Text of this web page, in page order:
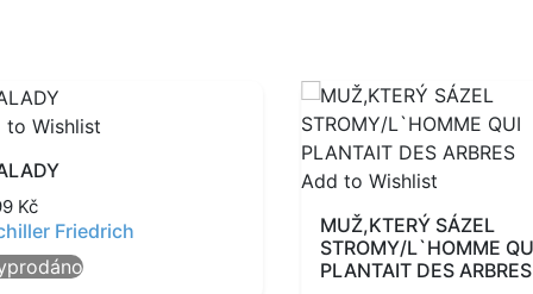
to Wishlist
Kč
Friedrich
Add to Wishlist
MUŽ,KTERÝ SÁZEL
STROMY/L`HOMME
PLANTAIT DES ARBRES